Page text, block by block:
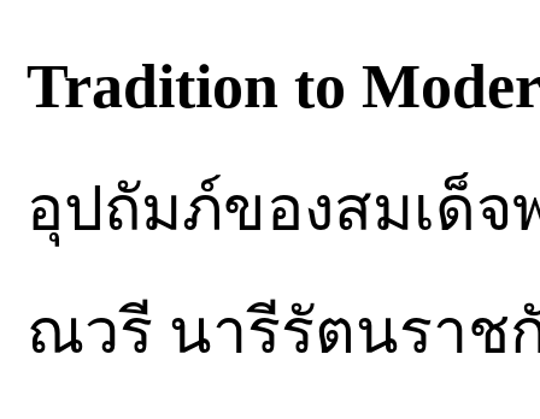
Tradition to
อุปถัมภ์ของสมเด็จ
ณวรี นารีรัตนราช